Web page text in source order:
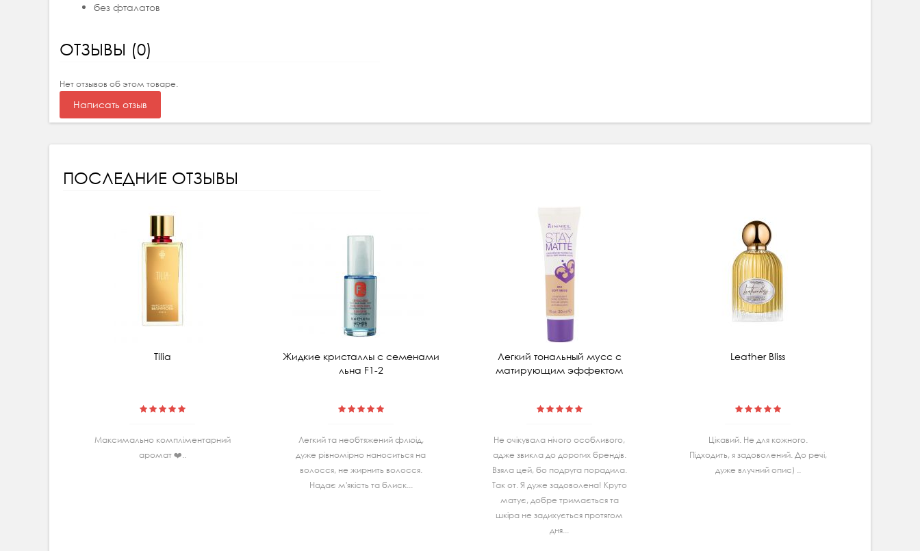
без фталатов
ОТЗЫВЫ (0)
Нет отзывов об этом товаре.
Написать отзыв
ПОСЛЕДНИЕ ОТЗЫВЫ
Tilia
Максимально комплiментарний
аромат ❤️..
Жидкие кристаллы с семенами
льна F1-2
Легкий та необтяжений флюід,
дуже рівномірно наноситься на
волосся, не жирнить волосся.
Надає м'якість та блиск...
Легкий тональный мусс с
матирующим эффектом
Не очiкувала нiчого особливого,
адже звикла до дорогих брендiв.
Взяла цей, бо подруга порадила.
Так от. Я дуже задоволена! Круто
матує, добре тримається та
шкiра не задихується протягом
дня...
Leather Bliss
Цiкавий. Не для кожного.
Підходить, я задоволений. До речі,
дуже влучний опис) ..